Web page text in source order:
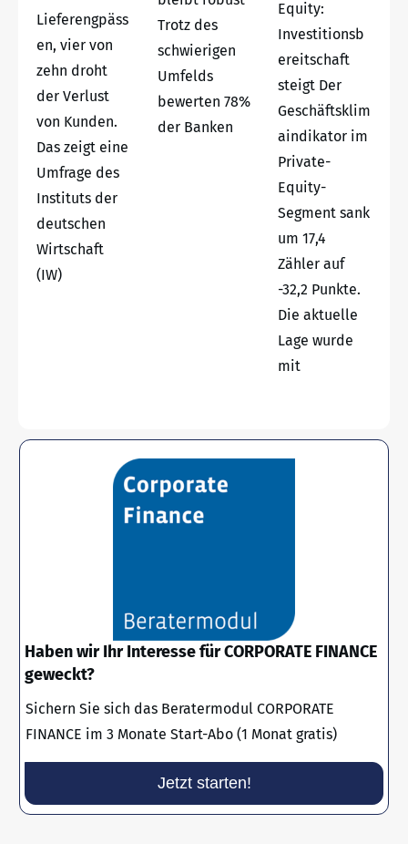
Lieferengpäss
en, vier von
zehn droht
der Verlust
von Kunden.
Das zeigt eine
Umfrage des
Instituts der
deutschen
Wirtschaft
(IW)
Trotz des
schwierigen
Umfelds
bewerten 78%
der Banken
Equity:
Investitionsb
ereitschaft
steigt Der
Geschäftsklim
aindikator im
Private-
Equity-
Segment sank
um 17,4
Zähler auf
-32,2 Punkte.
Die aktuelle
Lage wurde
mit
Haben wir Ihr Interesse für CORPORATE FINANCE
geweckt?
Sichern Sie sich das Beratermodul CORPORATE
FINANCE im 3 Monate Start-Abo (1 Monat gratis)
Jetzt starten!